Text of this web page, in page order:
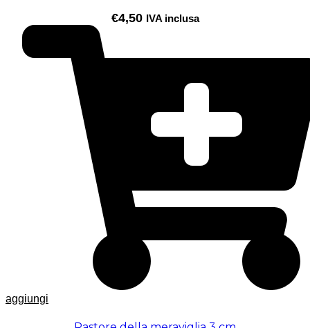
€4,50 IVA inclusa
aggiungi